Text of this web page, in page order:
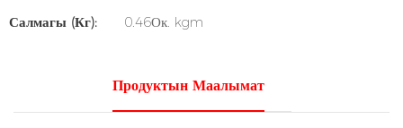
Салмагы (кг):
0.46Ок. kgm
Продуктын Маалымат